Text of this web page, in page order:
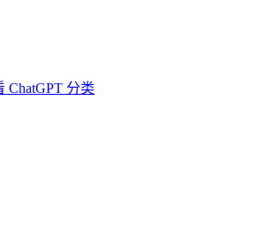
ChatGPT 分类